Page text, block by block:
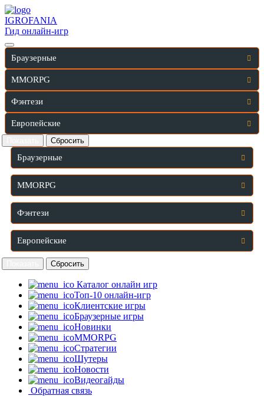
IGROFANIA
Гид онлайн-игр
Браузерные
MMORPG
Фэнтези
Европейские
Браузерные
MMORPG
Фэнтези
Европейские
Каталог онлайн игр
Топ-10 онлайн-игр
Клиентские игры
Браузерные игры
Новинки
MMORPG
Стратегии
Шутеры
Новости
Видеогайды
Обратная связь